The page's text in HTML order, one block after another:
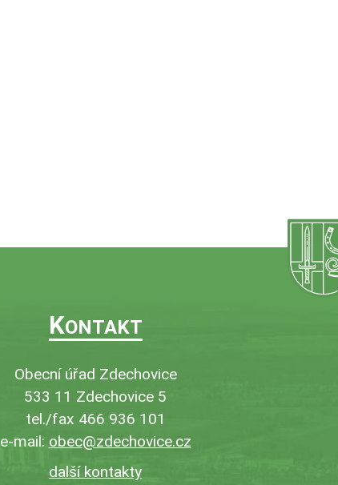
KONTAKT
Obecní úřad Zdechovice
533 11 Zdechovice 5
tel./fax 466 936 101
e-mail: obec@zdechovice.cz
další kontakty